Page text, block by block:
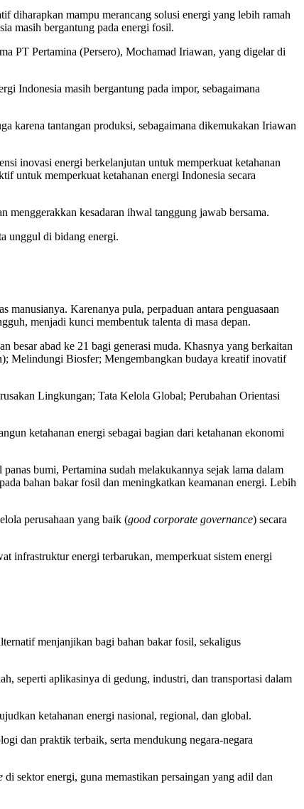
diharapkan mampu merancang solusi energi yang lebih ramah
masih bergantung pada energi fosil.
PT Pertamina (Persero), Mochamad Iriawan, yang digelar di
Indonesia masih bergantung pada impor, sebagaimana
karena tantangan produksi, sebagaimana dikemukakan Iriawan
inovasi energi berkelanjutan untuk memperkuat ketahanan
untuk memperkuat ketahanan energi Indonesia secara
menggerakkan kesadaran ihwal tanggung jawab bersama.
unggul di bidang energi.
Karenanya pula, perpaduan antara penguasaan
menjadi kunci membentuk talenta di masa depan.
besar abad ke 21 bagi generasi muda. Khasnya yang berkaitan
Melindungi Biosfer; Mengembangkan budaya kreatif inovatif
Lingkungan; Tata Kelola Global; Perubahan Orientasi
ketahanan energi sebagai bagian dari ketahanan ekonomi
bumi, Pertamina sudah melakukannya sejak lama dalam
bahan bakar fosil dan meningkatkan keamanan energi. Lebih
perusahaan yang baik (good corporate governance) secara
infrastruktur energi terbarukan, memperkuat sistem energi
menjanjikan bagi bahan bakar fosil, sekaligus
seperti aplikasinya di gedung, industri, dan transportasi dalam
ketahanan energi nasional, regional, dan global.
dan praktik terbaik, serta mendukung negara-negara
di sektor energi, guna memastikan persaingan yang adil dan